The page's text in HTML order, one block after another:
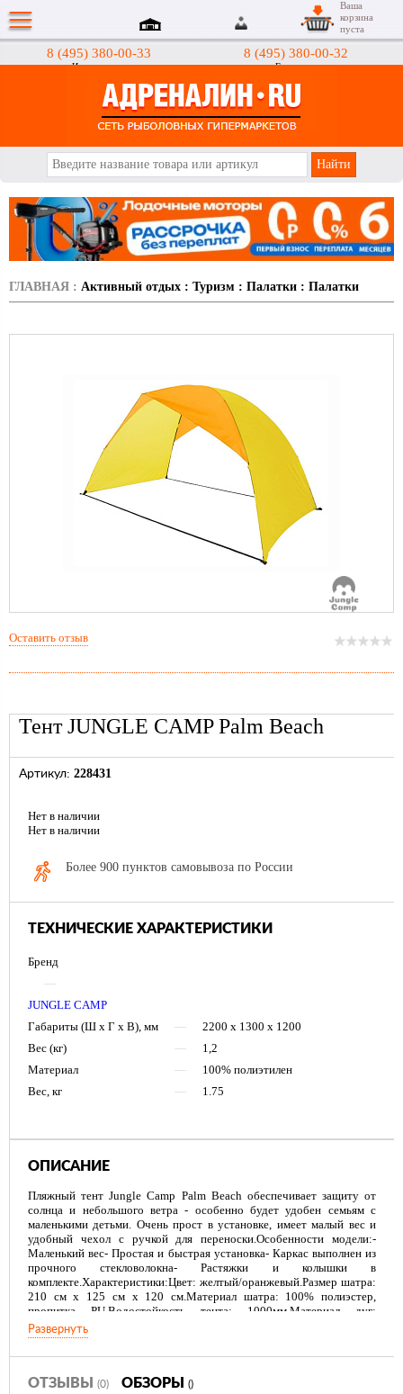
8 (495) 380-00-33
Интернет-магазин
8 (495) 380-00-32
Гипермаркеты
Ваша
корзина
пуста
ГЛАВНАЯ : Активный отдых : Туризм : Палатки : Палатки
Тент JUNGLE CAMP Palm Beach
Артикул: 228431
Нет в наличии
Нет в наличии
Более 900 пунктов самовывоза по России
ТЕХНИЧЕСКИЕ ХАРАКТЕРИСТИКИ
Бренд
—
JUNGLE CAMP
Габариты (Ш х Г х В), мм
—
2200 х 1300 х 1200
Вес (кг)
—
1,2
Материал
—
100% полиэтилен
Вес, кг
— 1.75
ОПИСАНИЕ
Пляжный тент Jungle Camp Palm Beach обеспечивает защиту от
солнца и небольшого ветра - особенно будет удобен семьям с
маленькими детьми. Очень прост в установке, имеет малый вес и
удобный чехол с ручкой для переноски.Особенности модели:-
Маленький вес- Простая и быстрая установка- Каркас выполнен из
прочного стекловолокна- Растяжки и колышки в
комплекте.Характеристики:Цвет: желтый/оранжевый.Размер шатра:
210 см х 125 см х 120 см.Материал шатра: 100% полиэстер,
пропитка PU.Водостойкость тента: 1000мм.Материал дуг:
стеклопластик 7,9 ммКол-во дуг: 3 штКол-во колышков: 8 штВес: 1,2
кг.Размер в сложенном виде: 10 см х 68 см.Производитель: Китай.
Развернуть
ОТЗЫВЫ (0) ОБЗОРЫ ()
Оставить отзыв